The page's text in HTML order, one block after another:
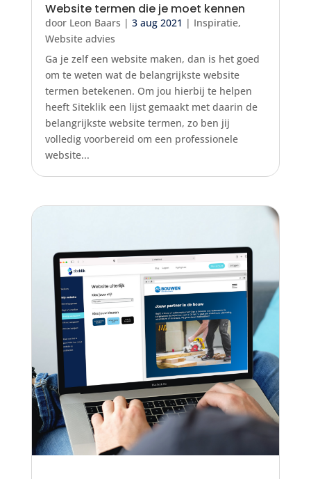
Website termen die je moet kennen
door Leon Baars | 3 aug 2021 | Inspiratie,
Website advies
Ga je zelf een website maken, dan is het goed
om te weten wat de belangrijkste website
termen betekenen. Om jou hierbij te helpen
heeft Siteklik een lijst gemaakt met daarin de
belangrijkste website termen, zo ben jij
volledig voorbereid om een professionele
website...